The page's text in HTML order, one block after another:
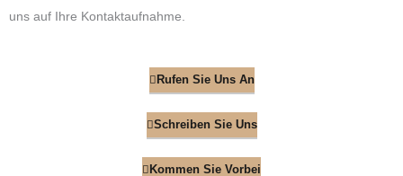
uns auf Ihre Kontaktaufnahme.
Rufen Sie Uns An
Schreiben Sie Uns
Kommen Sie Vorbei